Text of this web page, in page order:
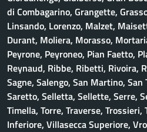
di Combagarino, Grangette,
Linsando, Lorenzo, Malzet,
Durant, Moliera, Morasso,
Peyrone, Peyroneo, Pian Faetto,
Reynaud, Ribbe, Ribetti, Rivoira,
Sagne, Salengo, San Martino,
Saretto, Selletta, Sellette, Serre,
Timella, Torre, Traverse,
Inferiore, Villasecca Superiore,